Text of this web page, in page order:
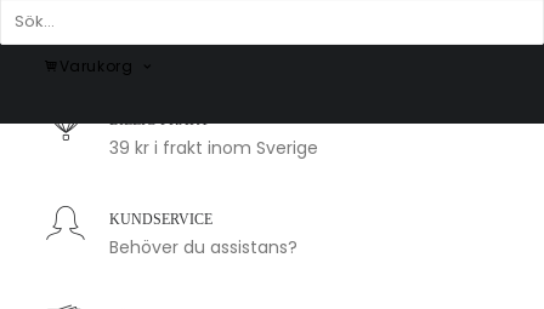
Varukorg
1-2 arbetsdagar
BILLIG FRAKT
39 kr i frakt inom Sverige
KUNDSERVICE
Behöver du assistans?